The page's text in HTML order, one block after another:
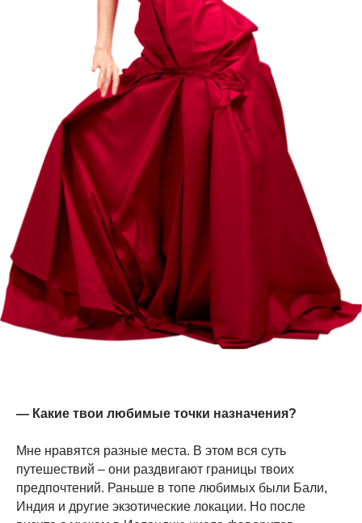
— Какие твои любимые точки назначения?
Мне нравятся разные места. В этом вся суть
путешествий – они раздвигают границы твоих
предпочтений. Раньше в топе любимых были Бали,
Индия и другие экзотические локации. Но после